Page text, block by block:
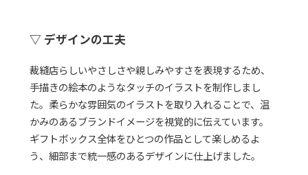
▽ デザインの工夫
裁縫店らしいやさしさや親しみやすさを表現するため、
手描きの絵本のようなタッチのイラストを制作しまし
た。柔らかな雰囲気のイラストを取り入れることで、温
かみのあるブランドイメージを視覚的に伝えています。
ギフトボックス全体をひとつの作品として楽しめるよ
う、細部まで統一感のあるデザインに仕上げました。